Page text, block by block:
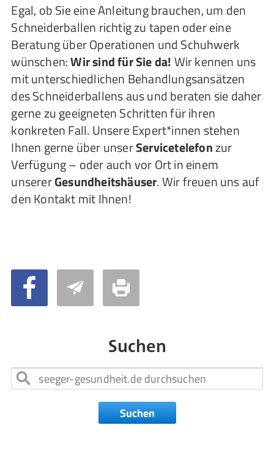
Egal, ob Sie eine Anleitung brauchen, um den
Schneiderballen richtig zu tapen oder eine
Beratung über Operationen und Schuhwerk
wünschen:Wir sind für Sie da!Wir kennen uns
mit unterschiedlichen Behandlungsansätzen
des Schneiderballens aus und beraten sie daher
gerne zu geeigneten Schritten für ihren
konkreten Fall. Unsere Expert*innen stehen
Ihnen gerne über unserServicetelefonzur
Verfügung – oder auch vor Ort in einem
unsererGesundheitshäuser. Wir freuen uns auf
den Kontakt mit Ihnen!
Suchen
Suchen